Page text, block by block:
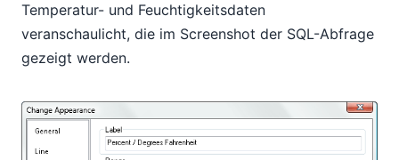
Temperatur- und Feuchtigkeitsdaten
veranschaulicht, die im Screenshot der SQL-Abfrage
gezeigt werden.